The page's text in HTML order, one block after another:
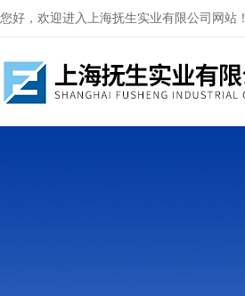
您好，欢迎进入上海抚生实业有限公司网站！